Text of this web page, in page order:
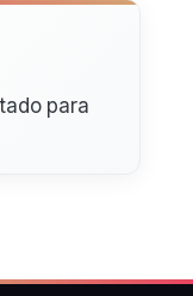
para